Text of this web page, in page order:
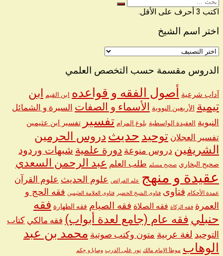
عن
اكتب 3 أحرف على الأقل.
اختر اسم الشيخ
اختر
الشيخ
الدروس مقسمة حسب التخصص العلمي
آداب شرعية أصول الفقه و قواعده ابن القيم
ابن
تيمية الأربعين النووية الأسماء و الصفات السيرة و الشمائل
النبوية العقيدة الواسطية بلوغ المرام تفسير تفسير ابن عثيمين
تفسير العجلان توحيد حديث دروس الحرمين
الشريفين دروس منوعة دورة علمية شبهات وردود
صحيح البخاري صحيح مسلم طلب العلم عبد الرحمن السعدي
عقيدة و منهج علم الفرائض علوم الحديث علوم القرآن
عمدة الأحكام فتاوى فتاوى الشيخ الخضير فتاوى العلامة العثيمين فقه الحج و
العمرة فقه الزكاة فقه الصلاة فقه الصيام فقه الطهارة فقه
حنبلي فقه عام (جامع لعدة أبواب) فقه مالكي كتاب
التوحيد لغة عربية متون وكتب صوتية محمد بن عبد
الوهاب موطأ الإمام مالك نور على الدرب وصايا و حِكم